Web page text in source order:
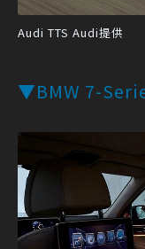
Audi TTS Audi提供
▼BMW 7-